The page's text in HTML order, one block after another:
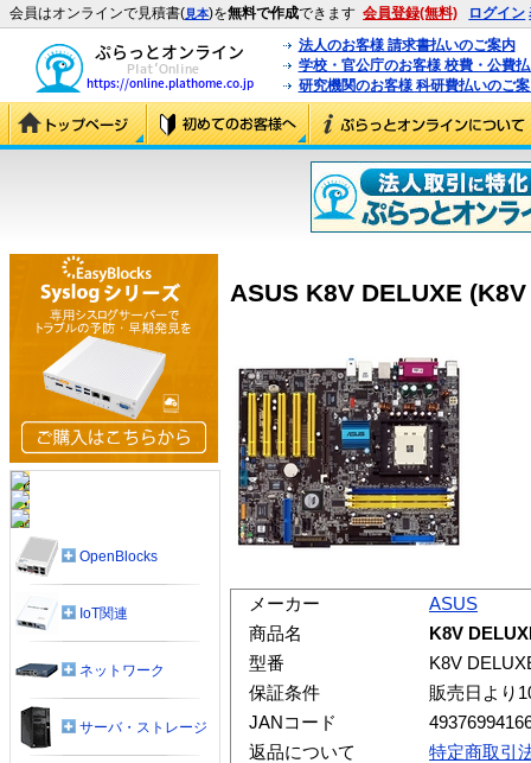
会員はオンラインで見積書(見本)を無料で作成できます 会員登録(無料) ログイン
法人のお客様 請求書払いのご案内
学校・官公庁のお客様 校費・公費
研究機関のお客様 科研費払いのご
ASUS K8V DELUXE
メーカー
ASUS
商品名
K8V
型番
K8V
保証条件
販売日より
JANコード
返品について
特定商取引
OpenBlocks
IoT関連
ネットワーク
サーバ・ストレージ